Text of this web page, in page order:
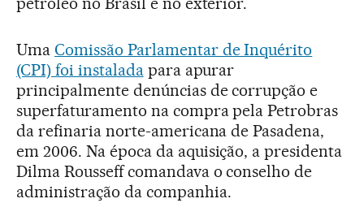
Uma Comissão Parlamentar de Inquérito
(CPI) foi instaladapara apurar
principalmente denúncias de corrupção e
superfaturamento na compra pela Petrobras
da refinaria norte-americana de Pasadena,
em 2006. Na época da aquisição, a presidenta
Dilma Rousseff comandava o conselho de
administração da companhia.